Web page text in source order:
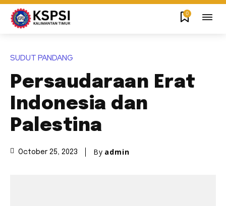
0
SUDUT PANDANG
Persaudaraan Erat
Indonesia dan
Palestina
October 25, 2023 By admin